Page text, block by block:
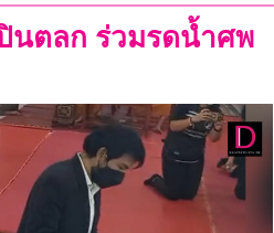
นตลก ร่วมรดน้ำศพ